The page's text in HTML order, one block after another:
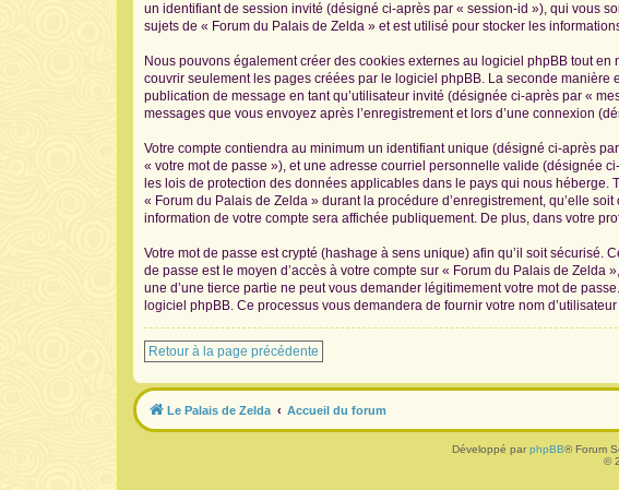
un identifiant de session invité (désigné ci-après par « session-id »), qui vous
sujets de « Forum du Palais de Zelda » et est utilisé pour stocker les
Nous pouvons également créer des cookies externes au logiciel phpBB tout
couvrir seulement les pages créées par le logiciel phpBB. La seconde manière
publication de message en tant qu’utilisateur invité (désignée ci-après par «
messages que vous envoyez après l’enregistrement et lors d’une connexion
Votre compte contiendra au minimum un identifiant unique (désigné ci-après
« votre mot de passe »), et une adresse courriel personnelle valide (désignée
les lois de protection des données applicables dans le pays qui nous héberge.
« Forum du Palais de Zelda » durant la procédure d’enregistrement, qu’elle
information de votre compte sera affichée publiquement. De plus, dans votre
Votre mot de passe est crypté (hashage à sens unique) afin qu’il soit
de passe est le moyen d’accès à votre compte sur « Forum du Palais de
une d’une tierce partie ne peut vous demander légitimement votre mot de
logiciel phpBB. Ce processus vous demandera de fournir votre nom
Retour à la page précédente
Le Palais de Zelda Accueil du forum
Développé par phpBB® Forum
©